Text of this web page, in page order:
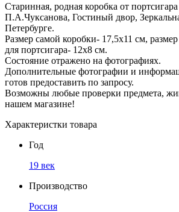
Старинная, родная коробка от
П.А.Чуксанова, Гостиный двор,
Петербурге.
Размер самой коробки- 17,5х11 см,
для портсигара- 12х8 см.
Состояние отражено на фотографиях.
Дополнительные фотографии и
готов предоставить по запросу.
Возможны любые проверки предмета,
нашем магазине!
Характеристки товара
Год
19 век
Производство
Россия